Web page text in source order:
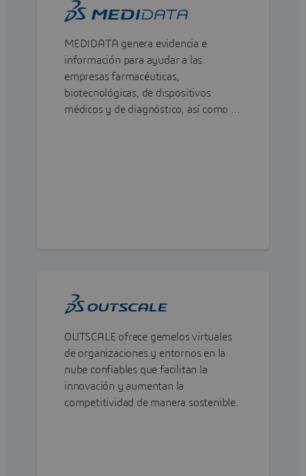
MEDIDATA genera evidencia e
información para ayudar a las
empresas farmacéuticas,
biotecnológicas, de dispositivos
médicos y de diagnóstico, así como a
OUTSCALE ofrece gemelos virtuales
de organizaciones y entornos en la
nube confiables que facilitan la
innovación y aumentan la
competitividad de manera sostenible.